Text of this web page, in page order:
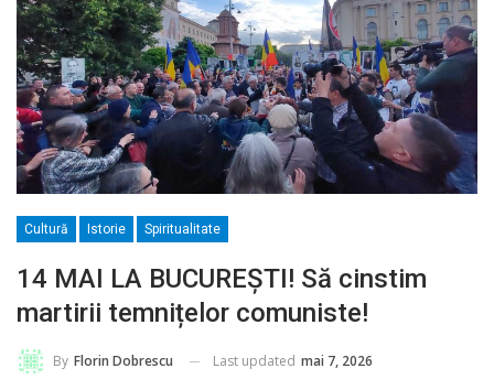
Cultură Istorie Spiritualitate
14 MAI LA BUCUREȘTI! Să cinstim
martirii temnițelor comuniste!
By Florin Dobrescu Last updated mai 7, 2026